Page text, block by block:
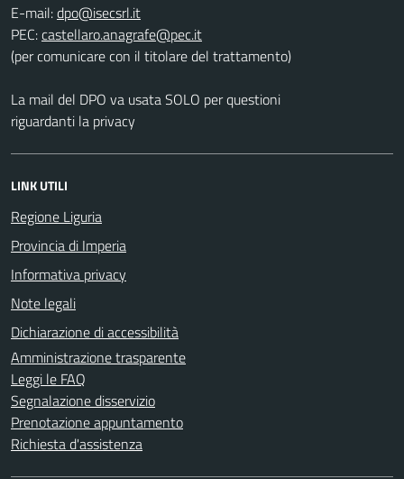
E-mail:
PEC:
(per comunicare con il titolare del trattamento)
La mail del DPO va usata SOLO per questioni
riguardanti la privacy
LINK UTILI
Regione Liguria
Provincia di Imperia
Informativa privacy
Note legali
Dichiarazione di accessibilità
Amministrazione trasparente
Leggi le FAQ
Segnalazione disservizio
Prenotazione appuntamento
Richiesta d'assistenza